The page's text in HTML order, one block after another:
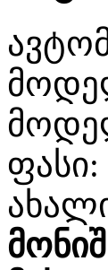
ფასი: